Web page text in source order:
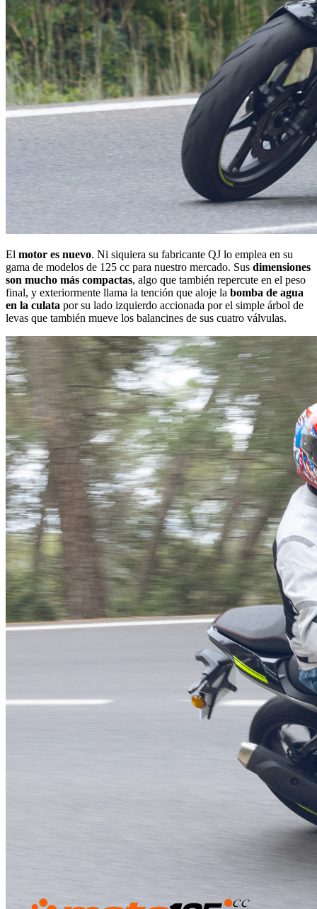
El motor es nuevo. Ni siquiera su fabricante QJ lo emplea en su
gama de modelos de 125 cc para nuestro mercado. Sus dimensiones
son mucho más compactas, algo que también repercute en el peso
final, y exteriormente llama la tención que aloje la bomba de agua
en la culata por su lado izquierdo accionada por el simple árbol de
levas que también mueve los balancines de sus cuatro válvulas.